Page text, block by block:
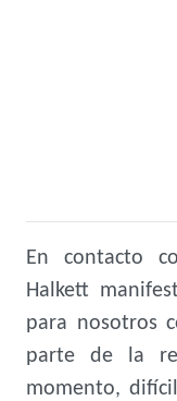
En contacto
Halkett
para nosotros
parte de la
momento,